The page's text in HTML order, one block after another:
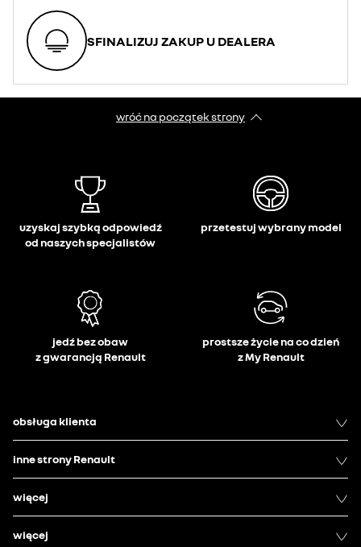
SFINALIZUJ ZAKUP U DEALERA
wróć na początek strony
uzyskaj szybką odpowiedź
od naszych specjalistów
przetestuj wybrany model
jedź bez obaw
z gwarancją Renault
prostsze życie na co dzień
z My Renault
obsługa klienta
inne strony Renault
więcej
więcej